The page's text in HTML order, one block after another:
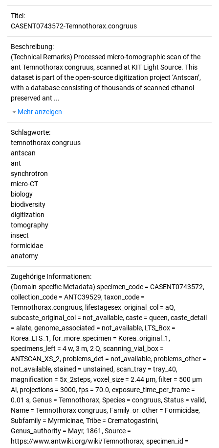
Titel:
CASENT0743572-Temnothorax.congruus
Beschreibung:
(Technical Remarks) Processed micro-tomographic scan of the
ant Temnothorax congruus, scanned at KIT Light Source. This
dataset is part of the open-source digitization project ‘Antscan’,
with a database consisting of thousands of scanned ethanol-
preserved ant ...
Mehr anzeigen
Schlagworte:
temnothorax congruus
antscan
ant
synchrotron
micro-CT
biology
biodiversity
digitization
tomography
insect
formicidae
anatomy
Zugehörige Informationen:
(Domain-specific Metadata) specimen_code = CASENT0743572,
collection_code = ANTC39529, taxon_code =
Temnothorax.congruus, lifestagesex_original_col = aQ,
subcaste_original_col = not_available, caste = queen, caste_detail
= alate, genome_associated = not_available, LTS_Box =
Korea_LTS_1, for_more_specimen = Korea_original_1,
specimens_left = 4 w, 3 m, 2 Q, scanning_vial_box =
ANTSCAN_XS_2, problems_det = not_available, problems_other =
not_available, stained = unstained, scan_tray = tray_40,
magnification = 5x_2steps, voxel_size = 2.44 µm, filter = 500 µm
Al, projections = 3000, fps = 70.0, exposure_time_per_frame =
0.01 s, Genus = Temnothorax, Species = congruus, Status = valid,
Name = Temnothorax congruus, Family_or_other = Formicidae,
Subfamily = Myrmicinae, Tribe = Crematogastrini,
Genus_authority = Mayr, 1861, Source =
https://www.antwiki.org/wiki/Temnothorax, specimen_id =